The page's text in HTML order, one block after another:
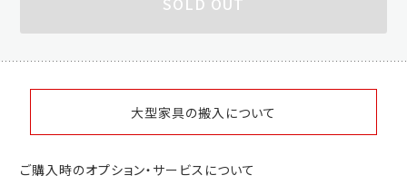
大型家具の搬入について
ご購入時のオプション・サービスについて